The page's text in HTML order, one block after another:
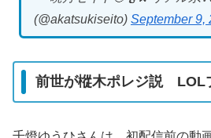
(@akatsukiseito) September 9,
前世が樅木ポレジ説 LOL